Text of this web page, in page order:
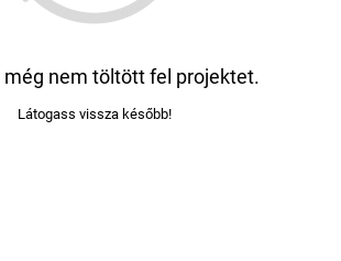
még nem töltött fel projektet.
Látogass vissza később!